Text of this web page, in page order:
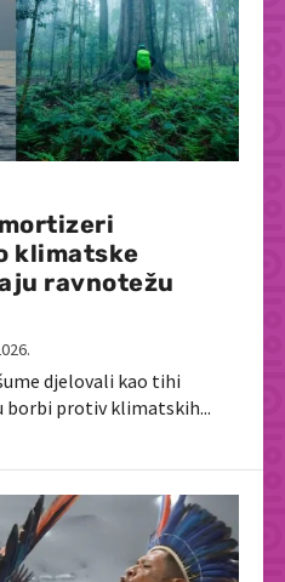
klimatske
ravnotežu
djelovali kao tihi
borbi protiv klimatskih...